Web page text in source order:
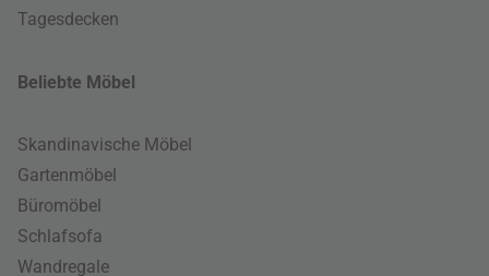
Tagesdecken
Beliebte Möbel
Skandinavische Möbel
Gartenmöbel
Büromöbel
Schlafsofa
Wandregale